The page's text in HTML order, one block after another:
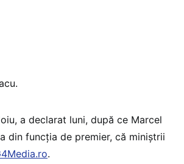
a declarat luni, după ce Marcel
din funcția de premier, că miniștrii
.